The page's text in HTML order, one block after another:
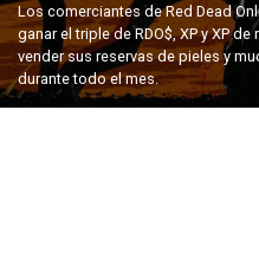
Los comerciantes de Red Dead
ganar el triple de RDO$, XP y XP de
vender sus reservas de pieles y
durante todo el mes.